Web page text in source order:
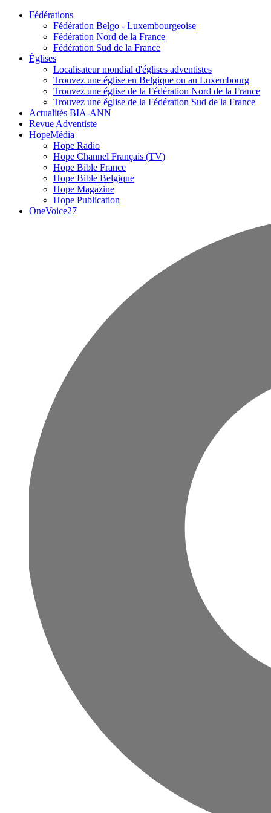
Fédérations
Fédération Belgo - Luxembourgeoise
Fédération Nord de la France
Fédération Sud de la France
Églises
Localisateur mondial d'églises adventistes
Trouvez une église en Belgique ou au Luxembourg
Trouvez une église de la Fédération Nord de la France
Trouvez une église de la Fédération Sud de la France
Actualités BIA-ANN
Revue Adventiste
HopeMédia
Hope Radio
Hope Channel Français (TV)
Hope Bible France
Hope Bible Belgique
Hope Magazine
Hope Publication
OneVoice27